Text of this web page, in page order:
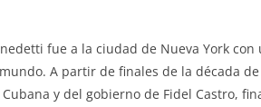
fue a la ciudad de Nueva York
A partir de finales de la década
y del gobierno de Fidel Castro,